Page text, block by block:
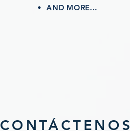
AND MORE...
CONTÁCTENOS